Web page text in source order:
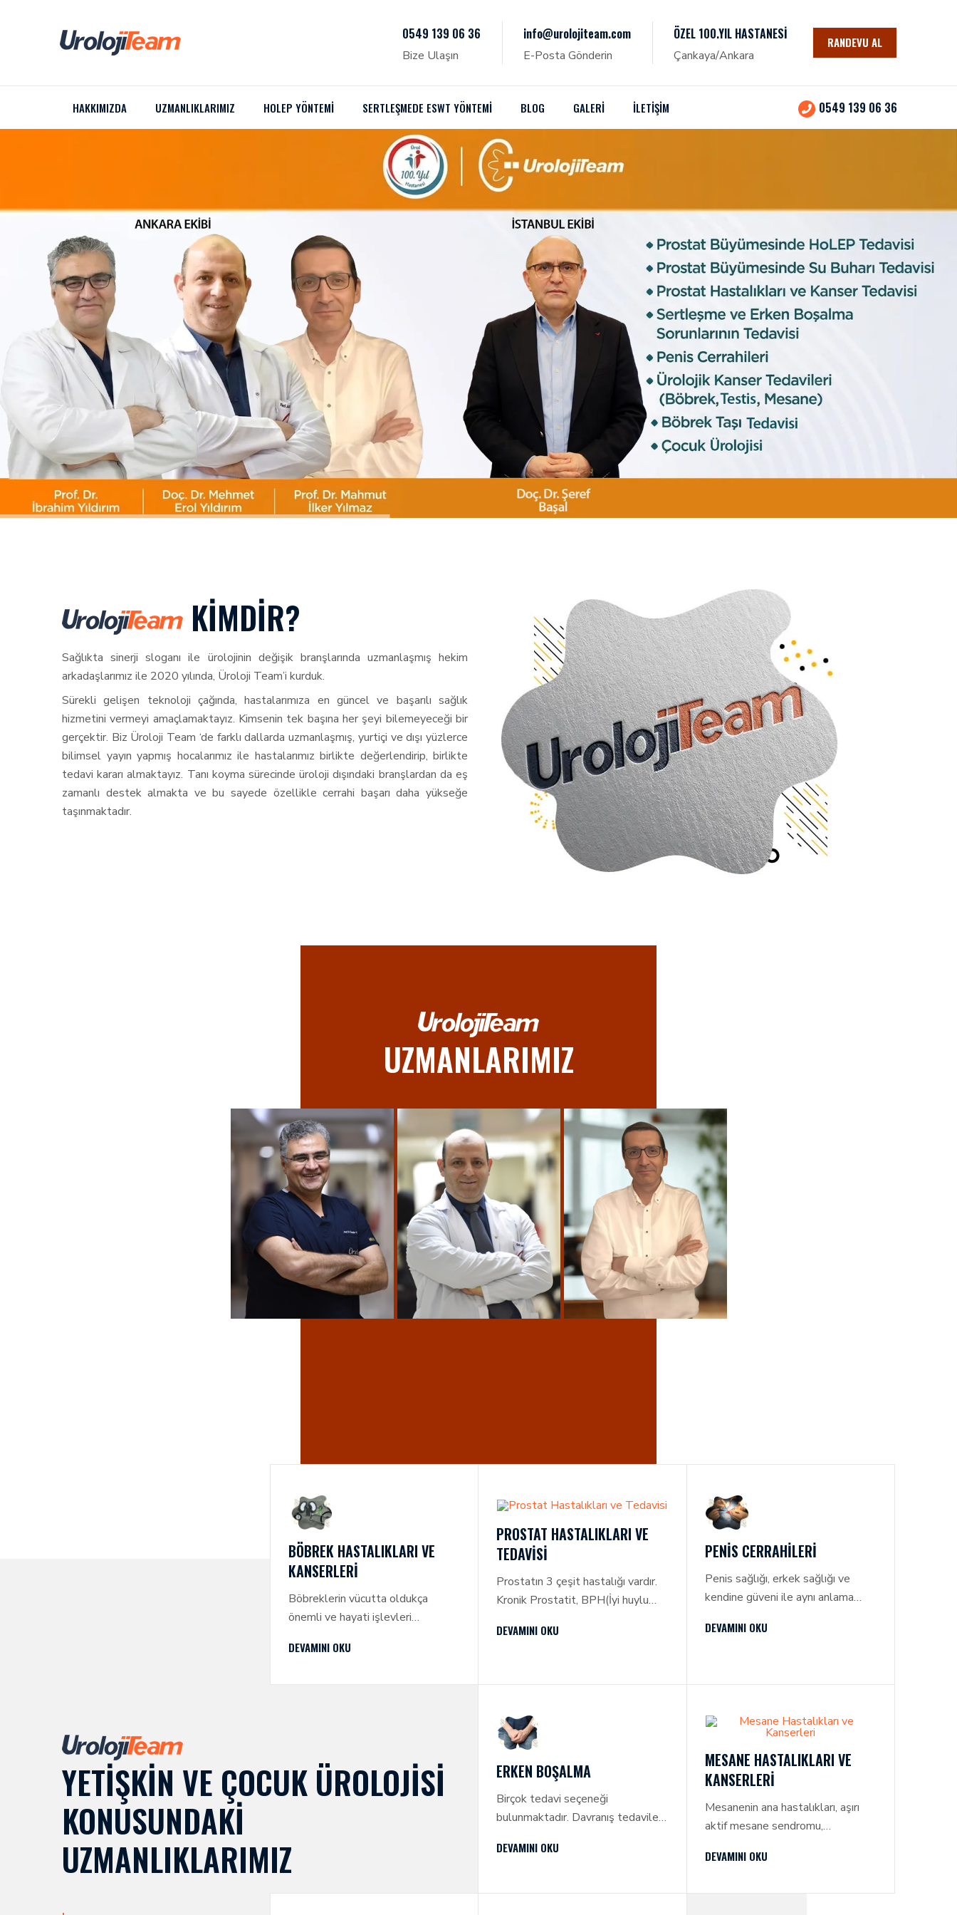
0549 139 06 36
Bize Ulaşın
info@urolojiteam.com
E-Posta Gönderin
ÖZEL 100.YIL HASTANESI
Çankaya/Ankara
RANDEVU AL
HAKKIMIZDA UZMANLIKLARIMIZ HOLEP YÖNTEMI SERTLEŞMEDE ESWT YÖNTEMI BLOG GALERİ İLETİŞİM 0549 139 06 36
KIMDIR?
Sağlıkta sinerji sloganı ile ürolojinin değişik branşlarında uzmanlaşmış hekim
arkadaşlarımız ile 2020 yılında, Üroloji Team’i kurduk.
Sürekli gelişen teknoloji çağında, hastalarımıza en güncel ve başarılı sağlık
hizmetini vermeyi amaçlamaktayız. Kimsenin tek başına her şeyi bilemeyeceği bir
gerçektir. Biz Üroloji Team ‘de farklı dallarda uzmanlaşmış, yurtiçi ve dışı yüzlerce
bilimsel yayın yapmış hocalarımız ile hastalarımız birlikte değerlendirip, birlikte
tedavi kararı almaktayız. Tanı koyma sürecinde üroloji dışındaki branşlardan da eş
zamanlı destek almakta ve bu sayede özellikle cerrahi başarı daha yükseğe
taşınmaktadır.
UZMANLARIMIZ
PROF.DR. İBRAHIM
YILDIRIM
DOÇ. DR. MEHMET EROL
YILDIRIM
PROF. DR. M. İLKER
YILMAZ
BÖBREK HASTALIKLARI VE
KANSERLERI
Böbreklerin vücutta oldukça
önemli ve hayati işlevleri
asitleri ve atıkları temizler ve
DEVAMINI OKU
PROSTAT HASTALIKLARI VE
TEDAVISI
Prostatın 3 çeşit hastalığı vardır.
Kronik Prostatit, BPH(İyi huylu
kanseri.
DEVAMINI OKU
PENIS CERRAHILERI
Penis sağlığı, erkek sağlığı ve
kendine güveni ile aynı anlama
penisinden memnun olmamaktadır.
boyunun kısalığı ve inceliği,
DEVAMINI OKU
ERKEN BOŞALMA
Birçok tedavi seçeneği
bulunmaktadır. Davranış tedavileri,
tedaviler, çift terapileri, sertleşme
sıklıkla uygulanmakla birlikte,
DEVAMINI OKU
MESANE HASTALIKLARI VE
KANSERLERI
Mesanenin ana hastalıkları, aşırı
aktif mesane sendromu,
enfeksiyonları ve de mesane
DEVAMINI OKU
YETIŞKIN VE ÇOCUK ÜROLOJISI
KONUSUNDAKI
UZMANLIKLARIMIZ